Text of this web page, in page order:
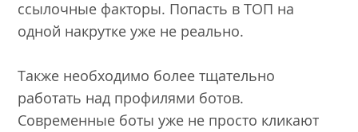
ссылочные факторы. Попасть в ТОП на
одной накрутке уже не реально.
Также необходимо более тщательно
работать над профилями ботов.
Современные боты уже не просто кликают